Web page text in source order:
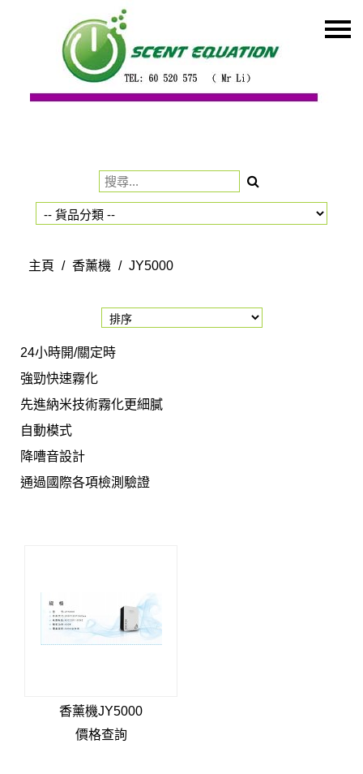
購物車
語言
主頁 / 香薰機 / JY5000
24小時開/關定時
強勁快速霧化
先進納米技術霧化更細膩
自動模式
降嘈音設計
通過國際各項檢測驗證
香薰機JY5000
價格查詢